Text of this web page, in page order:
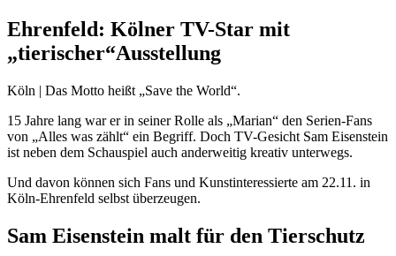
Ehrenfeld: Kölner TV-Star mit
„tierischer“Ausstellung
Köln | Das Motto heißt „Save the World“.
15 Jahre lang war er in seiner Rolle als „Marian“ den Serien-Fans
von „Alles was zählt“ ein Begriff. Doch TV-Gesicht Sam Eisenstein
ist neben dem Schauspiel auch anderweitig kreativ unterwegs.
Und davon können sich Fans und Kunstinteressierte am 22.11. in
Köln-Ehrenfeld selbst überzeugen.
Sam Eisenstein malt für den Tierschutz